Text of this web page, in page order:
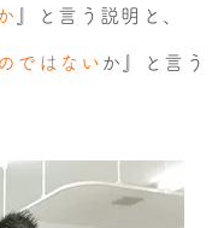
』と言う説明と、
ではないか』と言う